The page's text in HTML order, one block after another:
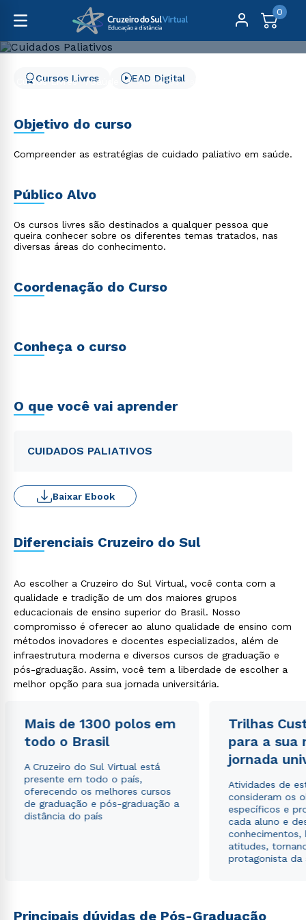
0
Cursos Livres Saúde Cuidados Paliativos
Cursos Livres EAD Digital
Objetivo do curso
Compreender as estratégias de cuidado paliativo em saúde.
Público Alvo
Os cursos livres são destinados a qualquer pessoa que
queira conhecer sobre os diferentes temas tratados, nas
diversas áreas do conhecimento.
Coordenação do Curso
Conheça o curso
O que você vai aprender
CUIDADOS PALIATIVOS
Baixar Ebook
Diferenciais Cruzeiro do Sul
Ao escolher a Cruzeiro do Sul Virtual, você conta com a
qualidade e tradição de um dos maiores grupos
educacionais de ensino superior do Brasil. Nosso
compromisso é oferecer ao aluno qualidade de ensino com
métodos inovadores e docentes especializados, além de
infraestrutura moderna e diversos cursos de graduação e
pós-graduação. Assim, você tem a liberdade de escolher a
melhor opção para sua jornada universitária.
Mais de 1300 polos em
todo o Brasil
A Cruzeiro do Sul Virtual está
presente em todo o país,
oferecendo os melhores cursos
de graduação e pós-graduação a
distância do país
Trilhas
para a sua
jornada
Atividades de
consideram os
específicos e
cada aluno e
conhecimentos,
atitudes,
protagonista da
Principais dúvidas de Pós-Graduação